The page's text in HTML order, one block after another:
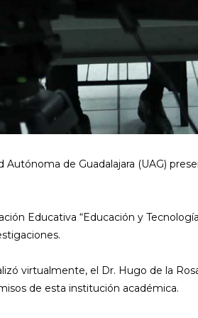
de Guadalajara (UAG)
Educativa “Educación y
virtualmente, el Dr. Hugo de la
de esta institución académica.